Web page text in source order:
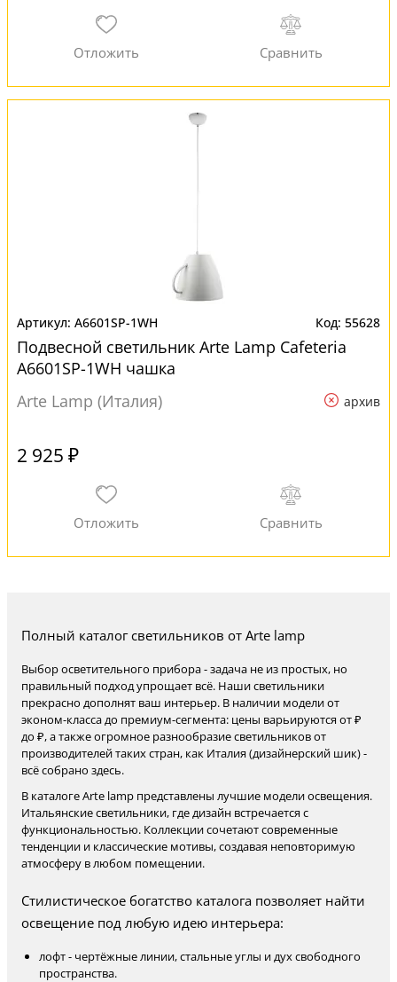
A6601SP-1WH 55628
Подвесной светильник Arte Lamp Cafeteria
A6601SP-1WH чашка
Arte Lamp (Италия)
архив
2 925 ₽
Полный каталог светильников от Arte lamp
Выбор осветительного прибора - задача не из простых, но
правильный подход упрощает всё. Наши светильники
прекрасно дополнят ваш интерьер. В наличии модели от
эконом-класса до премиум-сегмента: цены варьируются от ₽
до ₽, а также огромное разнообразие светильников от
производителей таких стран, как Италия (дизайнерский шик) -
всё собрано здесь.
В каталоге Arte lamp представлены лучшие модели освещения.
Итальянские светильники, где дизайн встречается с
функциональностью. Коллекции сочетают современные
тенденции и классические мотивы, создавая неповторимую
атмосферу в любом помещении.
Стилистическое богатство каталога позволяет найти
освещение под любую идею интерьера:
лофт - чертёжные линии, стальные углы и дух свободного
пространства.